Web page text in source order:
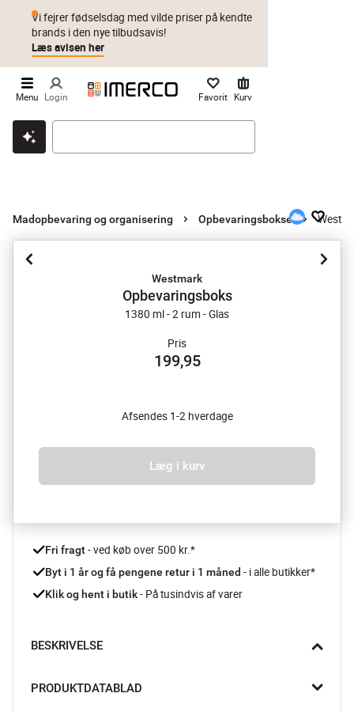
Klik & hent Byt i 1 år Prismatch
Vi fejrer fødselsdag med vilde priser på kendte
brands i den nye tilbudsavis!
Læs avisen her
Menu Login Favorit Kurv
Madopbevaring og organisering Opbevaringsbokse
Westmark
Opbevaringsboks
1380 ml - 2 rum - Glas
Pris
199,95
Afsendes 1-2 hverdage
Læg i kurv
Fri fragt - ved køb over 500 kr.*
Byt i 1 år og få pengene retur i 1 måned - i alle butikker*
Klik og hent i butik - På tusindvis af varer
BESKRIVELSE
til en ny uge. Med Westmark glasboksen kan du nemt gemme
PRODUKTDATABLAD